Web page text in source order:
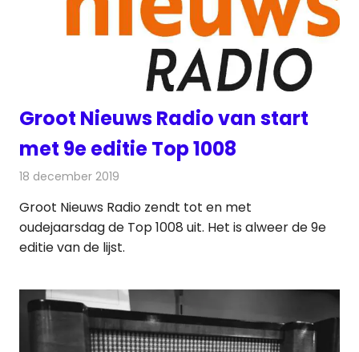
Groot Nieuws Radio van start
met 9e editie Top 1008
18 december 2019
Groot Nieuws Radio zendt tot en met
oudejaarsdag de Top 1008 uit. Het is alweer de 9e
editie van de lijst.